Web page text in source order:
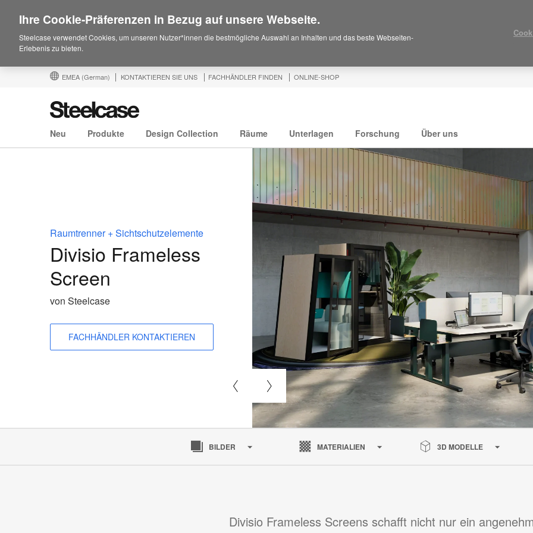
EMEA (German) KONTAKTIEREN SIE UNS FACHHÄNDLER FINDEN ONLINE-SHOP
Neu Produkte Design Collection Räume Unterlagen Forschung Über uns
Raumtrenner + Sichtschutzelemente
Divisio Frameless
Screen
von Steelcase
FACHHÄNDLER KONTAKTIEREN
BILDER MATERIALIEN 3D MODELLE
Divisio Frameless Screens schafft nicht nur ein
Ihre Cookie-Präferenzen in Bezug auf unsere Webseite.
Steelcase verwendet Cookies, um unseren Nutzer*innen die bestmögliche Auswahl an Inhalten und das beste Webseiten-
Erlebenis zu bieten.